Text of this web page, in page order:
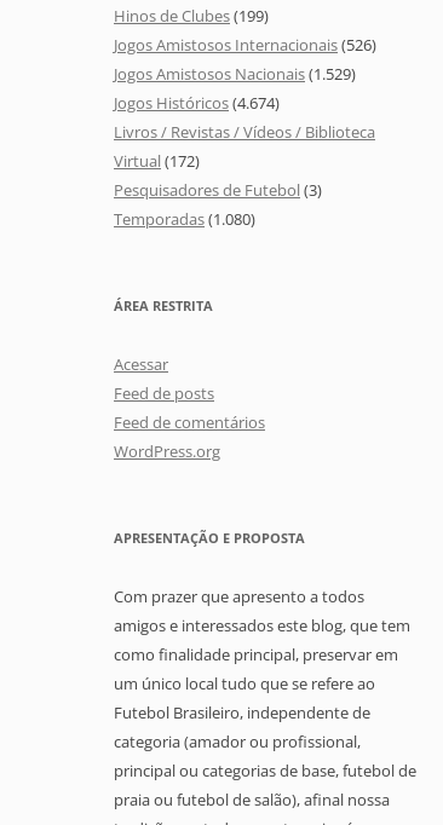
Hinos de Clubes(199)
Jogos Amistosos Internacionais(526)
Jogos Amistosos Nacionais(1.529)
Jogos Históricos(4.674)
Livros / Revistas / Vídeos / Biblioteca
Virtual(172)
Pesquisadores de Futebol(3)
Temporadas(1.080)
ÁREA RESTRITA
Acessar
Feed de posts
Feed de comentários
WordPress.org
APRESENTAÇÃO E PROPOSTA
Com prazer que apresento a todos
amigos e interessados este blog, que tem
como finalidade principal, preservar em
um único local tudo que se refere ao
Futebol Brasileiro, independente de
categoria (amador ou profissional,
principal ou categorias de base, futebol de
praia ou futebol de salão), afinal nossa